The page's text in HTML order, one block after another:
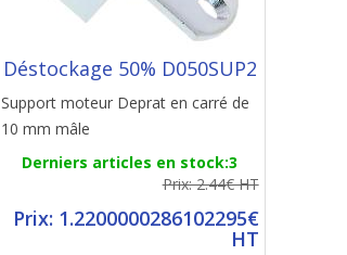
Déstockage 50% D050SUP2
Support moteur Deprat en carré de
10 mm mâle
Derniers articles en stock:3
Prix: 2.44€ HT
Prix: 1.2200000286102295€
HT